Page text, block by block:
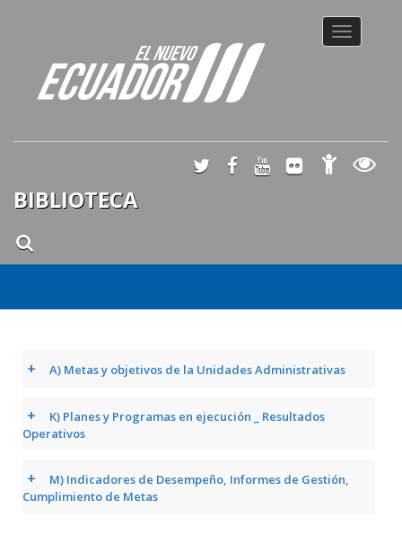
Toggle
navigation
BIBLIOTECA
+ A) Metas y objetivos de la Unidades Administrativas
+
K) Planes y Programas en ejecución _ Resultados
Operativos
+
M) Indicadores de Desempeño, Informes de Gestión,
Cumplimiento de Metas